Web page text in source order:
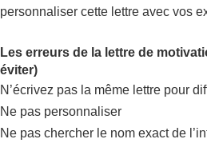
personnaliser cette lettre avec vos
Les erreurs de la lettre de
éviter)
N’écrivez pas la même lettre pour
Ne pas personnaliser
Ne pas chercher le nom exact de